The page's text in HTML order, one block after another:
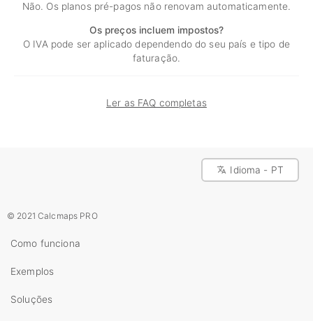
Não. Os planos pré-pagos não renovam automaticamente.
Os preços incluem impostos?
O IVA pode ser aplicado dependendo do seu país e tipo de
faturação.
Ler as FAQ completas
Idioma - PT
© 2021 Calcmaps PRO
Como funciona
Exemplos
Soluções